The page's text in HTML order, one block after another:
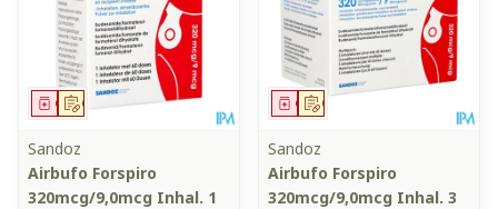
Op voorschrift
Geneesmiddel
Sandoz
Airbufo Forspiro
320mcg/9,0mcg Inhal. 1
Op voorschrift
Geneesmiddel
Sandoz
Airbufo Forspiro
320mcg/9,0mcg Inhal. 3